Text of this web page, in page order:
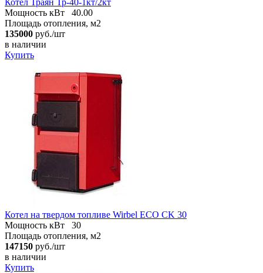
Мощность кВт
40.00
Площадь отопления, м2
135000 руб./шт
в наличии
Купить
Котел на твердом топливе Wirbel ECO CK 30
Мощность кВт
30
Площадь отопления, м2
147150 руб./шт
в наличии
Купить